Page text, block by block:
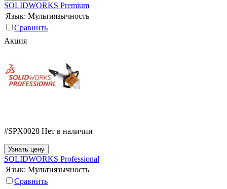
SOLIDWORKS Premium
Язык: Мультиязычность
Сравнить
Акция
#SPX0028 Нет в наличии
Узнать цену
SOLIDWORKS Professional
Язык: Мультиязычность
Сравнить